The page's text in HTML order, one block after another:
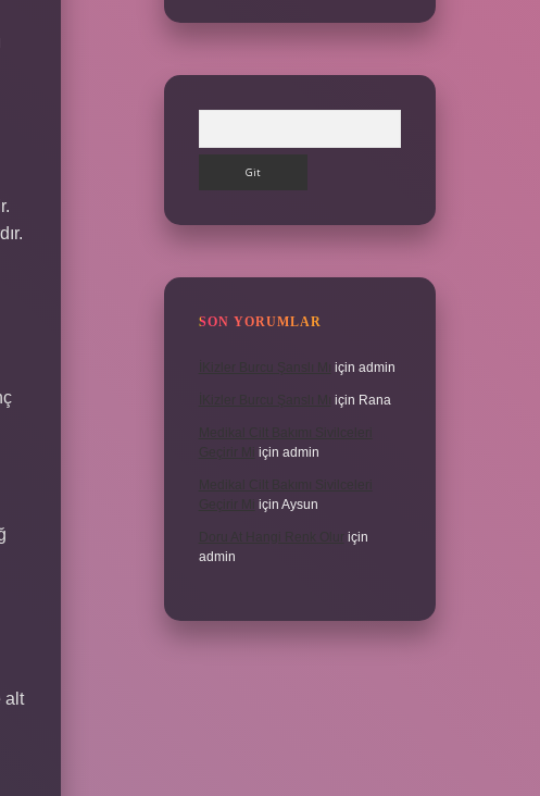
alt
SON YORUMLAR
için admin
için Rana
için admin
için Aysun
için
admin